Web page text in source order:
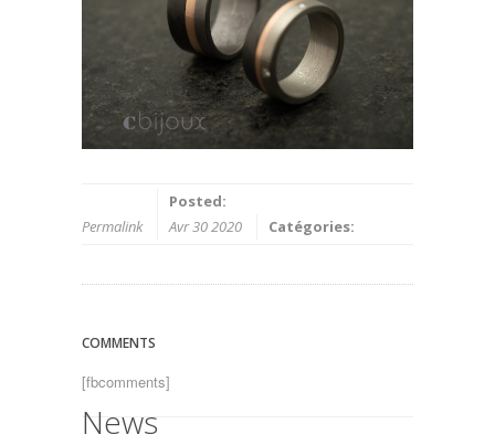
Permalink
Posted:
Avr 30 2020
Catégories:
COMMENTS
[fbcomments]
News